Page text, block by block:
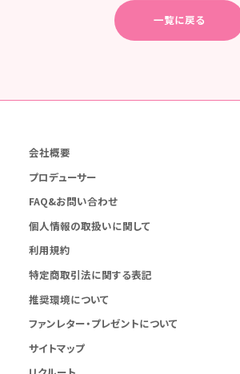
一覧に戻る
会社概要
プロデューサー
FAQ&お問い合わせ
個人情報の取扱いに関して
利用規約
特定商取引法に関する表記
推奨環境について
ファンレター・プレゼントについて
サイトマップ